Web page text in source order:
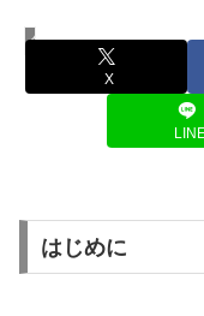
名言・格言
X
はじめに